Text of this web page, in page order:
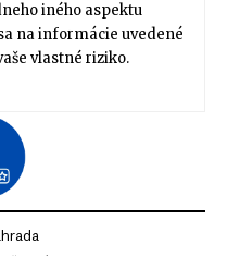
iného aspektu
na informácie uvedené
vlastné riziko.